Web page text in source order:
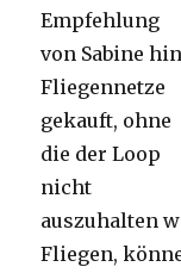
Empfehlung
von Sabine hin
Fliegennetze
gekauft, ohne
die der Loop
nicht
auszuhalten
Fliegen,